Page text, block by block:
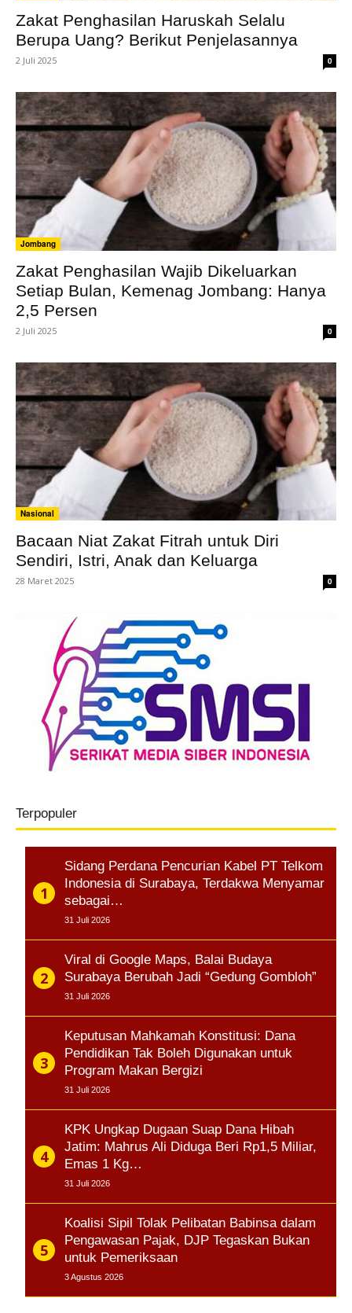
Zakat Penghasilan Haruskah Selalu
Berupa Uang? Berikut Penjelasannya
2 Juli 2025 0
Jombang
Zakat Penghasilan Wajib Dikeluarkan
Setiap Bulan, Kemenag Jombang: Hanya
2,5 Persen
2 Juli 2025 0
Nasional
Bacaan Niat Zakat Fitrah untuk Diri
Sendiri, Istri, Anak dan Keluarga
28 Maret 2025 0
Terpopuler
Sidang Perdana Pencurian Kabel PT Telkom
Indonesia di Surabaya, Terdakwa Menyamar
sebagai…
31 Juli 2026
Viral di Google Maps, Balai Budaya
Surabaya Berubah Jadi “Gedung Gombloh”
31 Juli 2026
Keputusan Mahkamah Konstitusi: Dana
Pendidikan Tak Boleh Digunakan untuk
Program Makan Bergizi
31 Juli 2026
KPK Ungkap Dugaan Suap Dana Hibah
Jatim: Mahrus Ali Diduga Beri Rp1,5 Miliar,
Emas 1 Kg…
31 Juli 2026
Koalisi Sipil Tolak Pelibatan Babinsa dalam
Pengawasan Pajak, DJP Tegaskan Bukan
untuk Pemeriksaan
3 Agustus 2026